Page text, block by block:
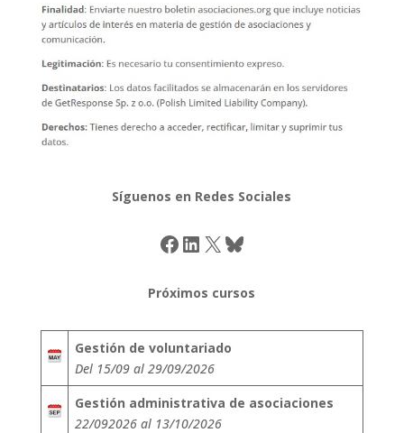
Síguenos en Redes Sociales
Facebook
LinkedIn
X Bluesky
Próximos cursos
Gestión de voluntariado
Del 15/09 al 29/09/2026
Gestión administrativa de asociaciones
22/092026 al 13/10/2026